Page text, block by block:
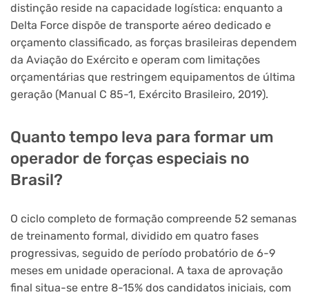
distinção reside na capacidade logística: enquanto a
Delta Force dispõe de transporte aéreo dedicado e
orçamento classificado, as forças brasileiras dependem
da Aviação do Exército e operam com limitações
orçamentárias que restringem equipamentos de última
geração (Manual C 85-1, Exército Brasileiro, 2019).
Quanto tempo leva para formar um
operador de forças especiais no
Brasil?
O ciclo completo de formação compreende 52 semanas
de treinamento formal, dividido em quatro fases
progressivas, seguido de período probatório de 6-9
meses em unidade operacional. A taxa de aprovação
final situa-se entre 8-15% dos candidatos iniciais, com